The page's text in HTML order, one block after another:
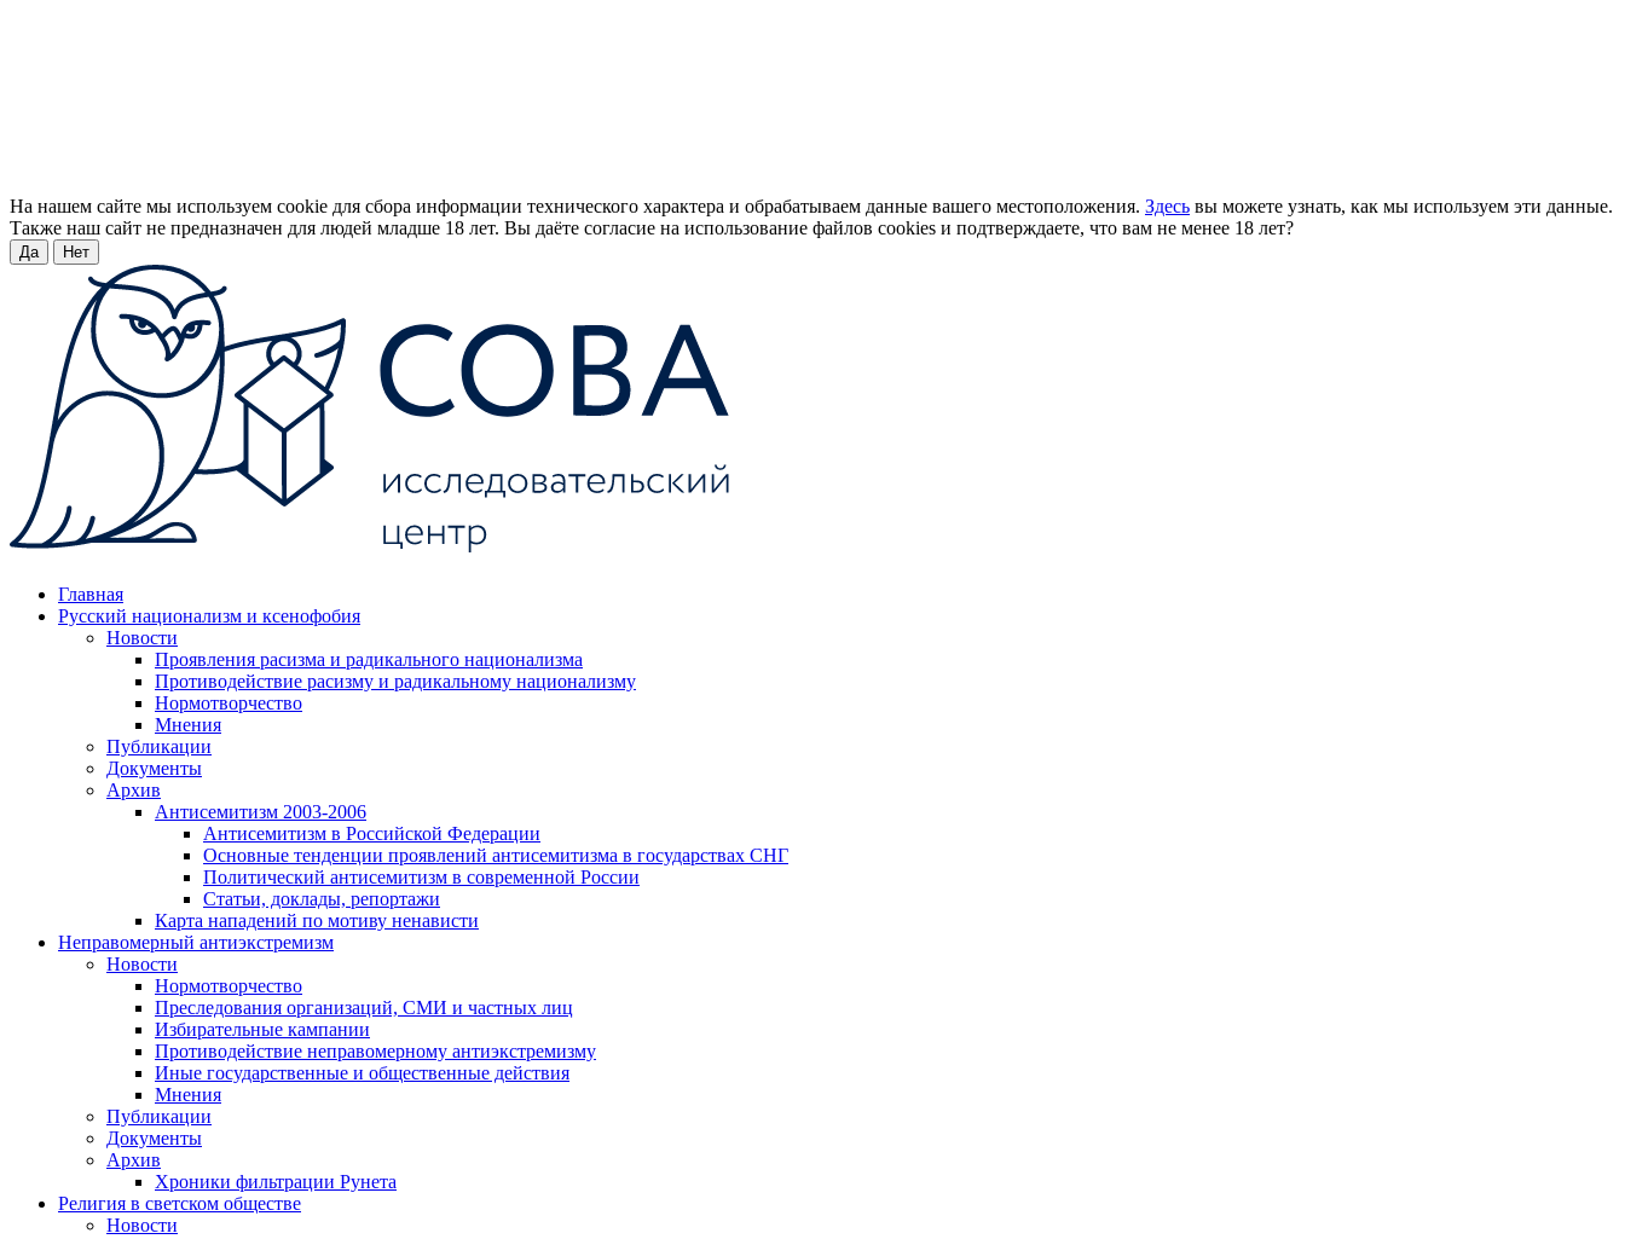
На нашем сайте мы используем cookie для сбора информации технического характера и обрабатываем данные вашего местоположения. Здесь вы можете узнать, как мы используем эти данные.
Также наш сайт не предназначен для людей младше 18 лет. Вы даёте согласие на использование файлов cookies и подтверждаете, что вам не менее 18 лет?
Да Нет
Главная
Русский национализм и ксенофобия
Новости
Проявления расизма и радикального национализма
Противодействие расизму и радикальному национализму
Нормотворчество
Мнения
Публикации
Документы
Архив
Антисемитизм 2003-2006
Антисемитизм в Российской Федерации
Основные тенденции проявлений антисемитизма в государствах СНГ
Политический антисемитизм в современной России
Статьи, доклады, репортажи
Карта нападений по мотиву ненависти
Неправомерный антиэкстремизм
Новости
Нормотворчество
Преследования организаций, СМИ и частных лиц
Избирательные кампании
Противодействие неправомерному антиэкстремизму
Иные государственные и общественные действия
Мнения
Публикации
Документы
Архив
Хроники фильтрации Рунета
Религия в светском обществе
Новости